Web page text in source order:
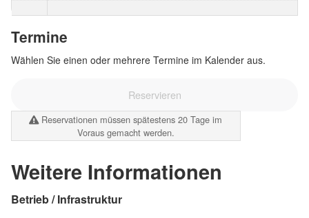
Termine
Wählen Sie einen oder mehrere Termine im Kalender aus.
Reservieren
Reservationen müssen spätestens 20 Tage im
Voraus gemacht werden.
Weitere Informationen
Betrieb / Infrastruktur